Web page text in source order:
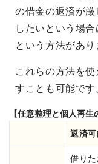
の借金の返済が
したいという場
という方法があり
これらの方法を
すことも可能です
【任意整理と個人再生
返済
借りた